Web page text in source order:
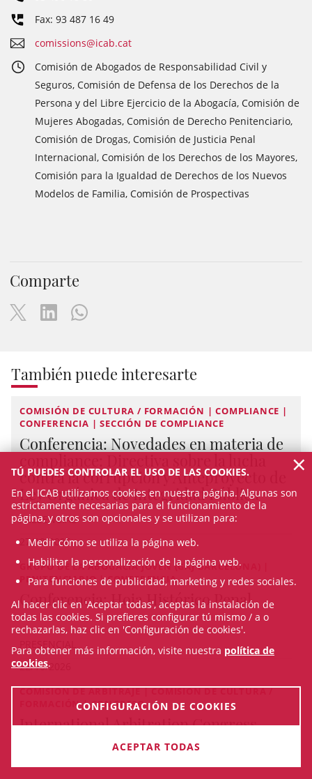
Fax: 93 487 16 49
comissions@icab.cat
Comisión de Abogados de Responsabilidad Civil y
Seguros, Comisión de Defensa de los Derechos de la
Persona y del Libre Ejercicio de la Abogacía, Comisión de
Mujeres Abogadas, Comisión de Derecho Penitenciario,
Comisión de Drogas, Comisión de Justicia Penal
Internacional, Comisión de los Derechos de los Mayores,
Comisión para la Igualdad de Derechos de los Nuevos
Modelos de Familia, Comisión de Prospectivas
Comparte
También puede interesarte
COMISIÓN DE CULTURA / FORMACIÓN | COMPLIANCE |
CONFERENCIA | SECCIÓN DE COMPLIANCE
Conferencia: Novedades en materia de
contra la corrupción y Anteproyecto de
Ley Orgánica de Integridad Pública
PRESENCIAL
27/10/2026
GRUPO DE LA ABOGACÍA JOVEN (GAJ BARCELONA) |
PENITENCIARIO | CONFERENCIA
Conferencia: Hoja Histórico Penal
PRESENCIAL
22/10/2026
COMISIÓN DE ARBITRAJE | COMISIÓN DE CULTURA /
FORMACIÓN | CONGRESO
International Arbitration Congress
2026. Quo Vadis Arbitration
TÚ PUEDES CONTROLAR EL USO DE LAS COOKIES.
En el ICAB utilizamos cookies en nuestra página. Algunas son
estrictamente necesarias para el funcionamiento de la
página, y otros son opcionales y se utilizan para:
Medir cómo se utiliza la página web.
Habilitar la personalización de la página web.
Para funciones de publicidad, marketing y redes sociales.
Al hacer clic en 'Aceptar todas', aceptas la instalación de
todas las cookies. Si prefieres configurar tú mismo / a o
rechazarlas, haz clic en 'Configuración de cookies'.
Para obtener más información, visite nuestra política de
cookies.
CONFIGURACIÓN DE COOKIES
ACEPTAR TODAS
×